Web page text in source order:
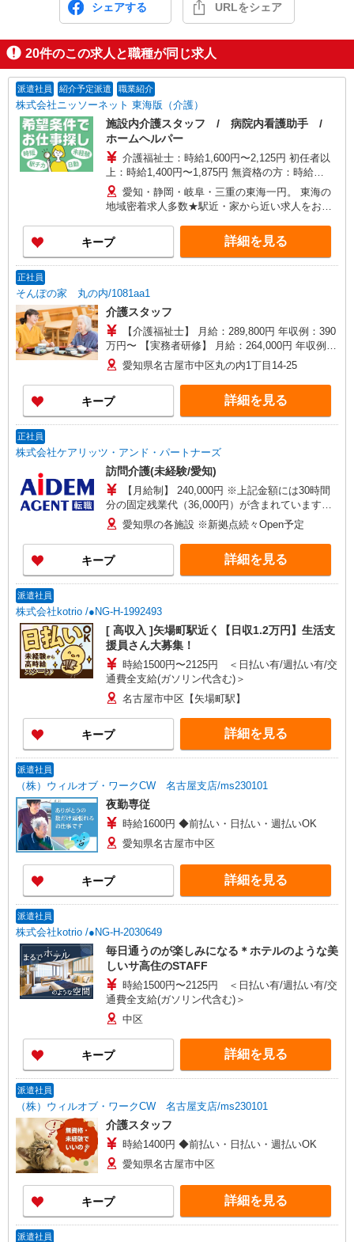
シェアする URLをシェア
20件のこの求人と職種が同じ求人
派遣社員 紹介予定派遣 職業紹介
株式会社ニッソーネット 東海版（介護）
施設内介護スタッフ / 病院内看護助手 /
ホームヘルパー
介護福祉士：時給1,600円〜2,125円 初任者以
上：時給1,400円〜1,875円 無資格の方：時給
1,300円〜1,750円 ※給与幅は勤務先による +交通
費、諸手当（勤務先による） +0円で介護資格が取
れる （別途規定） ★給与日払い制度あり！
愛知・静岡・岐阜・三重の東海一円。 東海の
地域密着求人多数★駅近・家から近い求人をお探
キープ 詳細を見る
正社員
そんぽの家 丸の内/1081aa1
介護スタッフ
【介護福祉士】 月給：289,800円 年収例：390
万円〜 【実務者研修】 月給：264,000円 年収例：
357万円〜 【初任者研修・無資格】 月給：
248,300円 年収例：336万円〜 ※職務手当、働き
がい向上手当、日祝手当（月平均2回分）、深夜勤
手当（月平均6回分）等、毎月平均的に支払われる
手当を含みます。 ※介護福祉士のみ、特別職務手
分〜） ◎賞与 基本給2.08ヶ月分/年支給
愛知県名古屋市中区丸の内1丁目14-25
キープ 詳細を見る
正社員
株式会社ケアリッツ・アンド・パートナーズ
訪問介護(未経験/愛知)
【月給制】 240,000円 ※上記金額には30時間
分の固定残業代（36,000円）が含まれています。
30時間以上残業した場合は、別途残業手当を支給
します。 【年収例】 3,600,000円 / 入社2年目・常
勤ヘルパー 4,360,000円 / 入社3年目・サービス提
供責任者 5,200,000円 / 入社3年目・管理者
愛知県の各施設 ※新拠点続々Open予定
キープ 詳細を見る
派遣社員
株式会社kotrio /●NG-H-1992493
[ 高収入 ]矢場町駅近く【日収1.2万円】生活支
援員さん大募集！
時給1500円〜2125円 ＜日払い有/週払い有/交
通費全支給(ガソリン代含む)＞
名古屋市中区【矢場町駅】
キープ 詳細を見る
派遣社員
（株）ウィルオブ・ワークCW 名古屋支店/ms230101
夜勤専従
時給1600円 ◆前払い・日払い・週払いOK
愛知県名古屋市中区
キープ 詳細を見る
派遣社員
株式会社kotrio /●NG-H-2030649
毎日通うのが楽しみになる＊ホテルのような美
しいサ高住のSTAFF
時給1500円〜2125円 ＜日払い有/週払い有/交
通費全支給(ガソリン代含む)＞
中区
キープ 詳細を見る
派遣社員
（株）ウィルオブ・ワークCW 名古屋支店/ms230101
介護スタッフ
時給1400円 ◆前払い・日払い・週払いOK
愛知県名古屋市中区
キープ 詳細を見る
派遣社員